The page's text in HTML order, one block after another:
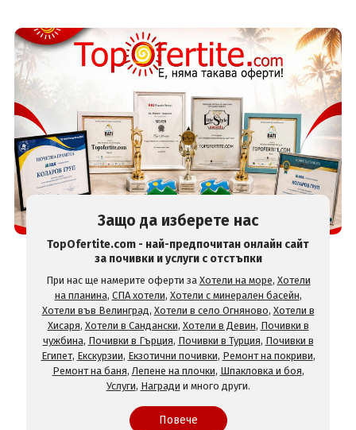
Защо да изберете нас
TopOfertite.com - най-предпочитан онлайн сайт
за почивки и услуги с отстъпки
При нас ще намерите оферти за Хотели на море, Хотели
на планина, СПА хотели, Хотели с минерален басейн,
Хотели във Велинград, Хотели в село Огняново, Хотели в
Хисаря, Хотели в Сандански, Хотели в Девин, Почивки в
чужбина, Почивки в Гърция, Почивки в Турция, Почивки в
Египет, Екскурзии, Екзотични почивки, Ремонт на покриви,
Ремонт на баня, Лепене на плочки, Шпакловка и боя,
Услуги, Награди и много други.
Повече